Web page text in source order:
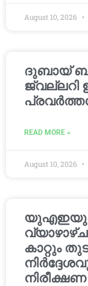
August 10, 2026
ദുബായ്
ജ്വല്ലറി
READ MORE »
August 10, 2026
യുഎഇയുടെ
കാറ്റും
നിരീക്ഷണ